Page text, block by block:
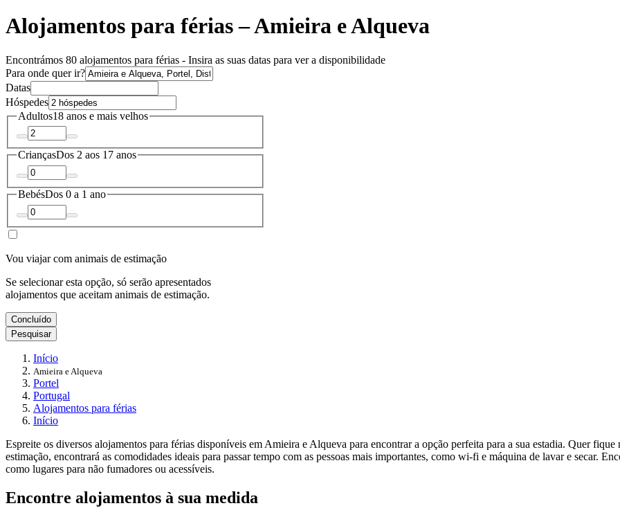
Alojamentos para férias – Amieira e Alqueva
Encontrámos 80 alojamentos para férias - Insira as suas datas para ver a disponibilidade
Para onde quer ir?
Datas
Hóspedes
Adultos18 anos e mais velhos
CriançasDos 2 aos 17 anos
BebésDos 0 a 1 ano
Vou viajar com animais de estimação
Se selecionar esta opção, só serão apresentados
alojamentos que aceitam animais de estimação.
Concluído
Pesquisar
Início
Amieira e Alqueva
Portel
Portugal
Alojamentos para férias
Início
Espreite os diversos alojamentos para férias disponíveis em Amieira e Alqueva para encontrar a opção perfeita para a sua estadia. Quer
estimação, encontrará as comodidades ideais para passar tempo com as pessoas mais importantes, como wi-fi e máquina de lavar e secar.
como lugares para não fumadores ou acessíveis.
Encontre alojamentos à sua medida